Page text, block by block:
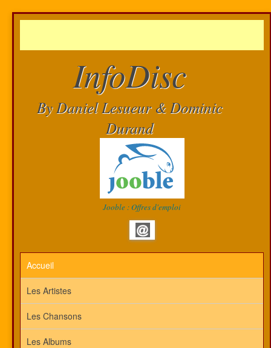
InfoDisc
By Daniel Lesueur & Dominic
Durand
Jooble : Offres d'emploi
Accueil
Les Artistes
Les Chansons
Les Albums